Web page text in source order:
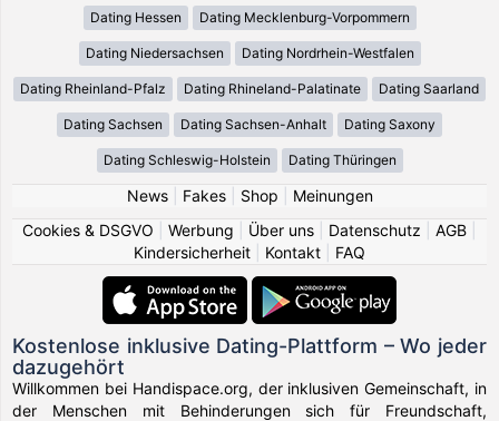
Dating Hessen Dating Mecklenburg-Vorpommern
Dating Niedersachsen Dating Nordrhein-Westfalen
Dating Rheinland-Pfalz Dating Rhineland-Palatinate Dating Saarland
Dating Sachsen Dating Sachsen-Anhalt Dating Saxony
Dating Schleswig-Holstein Dating Thüringen
News| Fakes| Shop
Meinungen
Cookies & DSGVO
Werbung Über uns Datenschutz AGB
Kindersicherheit
Kontakt FAQ
Kostenlose inklusive Dating-Plattform – Wo jeder
dazugehört
Willkommen bei Handispace.org, der inklusiven Gemeinschaft, in
der Menschen mit Behinderungen sich für Freundschaft,